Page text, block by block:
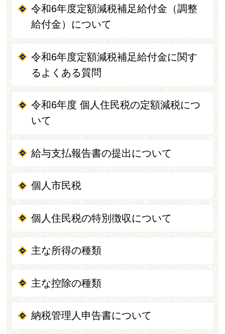
令和6年度定額減税補足給付金（調整
給付金）について
令和6年度定額減税補足給付金に関す
るよくある質問
令和6年度 個人住民税の定額減税につ
いて
給与支払報告書の提出について
個人市民税
個人住民税の特別徴収について
主な所得の種類
主な控除の種類
納税管理人申告書について